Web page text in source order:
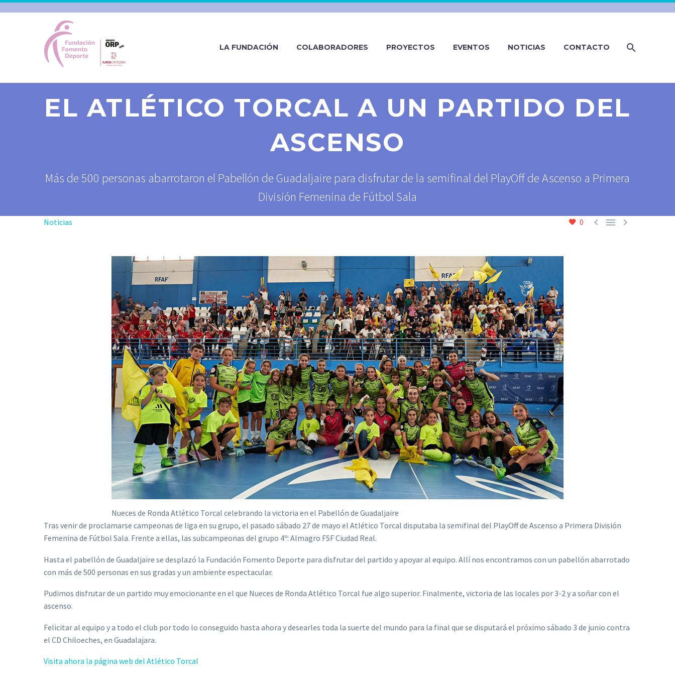
LA FUNDACIÓN COLABORADORES PROYECTOS EVENTOS NOTICIAS CONTACTO
EL ATLÉTICO TORCAL A UN PARTIDO DEL
ASCENSO
Más de 500 personas abarrotaron el Pabellón de Guadaljaire para disfrutar de la semifinal del PlayOff de Ascenso a Primera
División Femenina de Fútbol Sala
0   
Noticias
Nueces de Ronda Atlético Torcal celebrando la victoria en el Pabellón de Guadaljaire
Tras venir de proclamarse campeonas de liga en su grupo, el pasado sábado 27 de mayo el Atlético Torcal disputaba la semifinal del PlayOff de Ascenso a Primera División
Femenina de Fútbol Sala. Frente a ellas, las subcampeonas del grupo 4º: Almagro FSF Ciudad Real.
Hasta el pabellón de Guadaljaire se desplazó la Fundación Fomento Deporte para disfrutar del partido y apoyar al equipo. Allí nos encontramos con un pabellón abarrotado
con más de 500 personas en sus gradas y un ambiente espectacular.
Pudimos disfrutar de un partido muy emocionante en el que Nueces de Ronda Atlético Torcal fue algo superior. Finalmente, victoria de las locales por 3-2 y a soñar con el
ascenso.
Felicitar al equipo y a todo el club por todo lo conseguido hasta ahora y desearles toda la suerte del mundo para la final que se disputará el próximo sábado 3 de junio contra
el CD Chiloeches, en Guadalajara.
Visita ahora la página web del Atlético Torcal